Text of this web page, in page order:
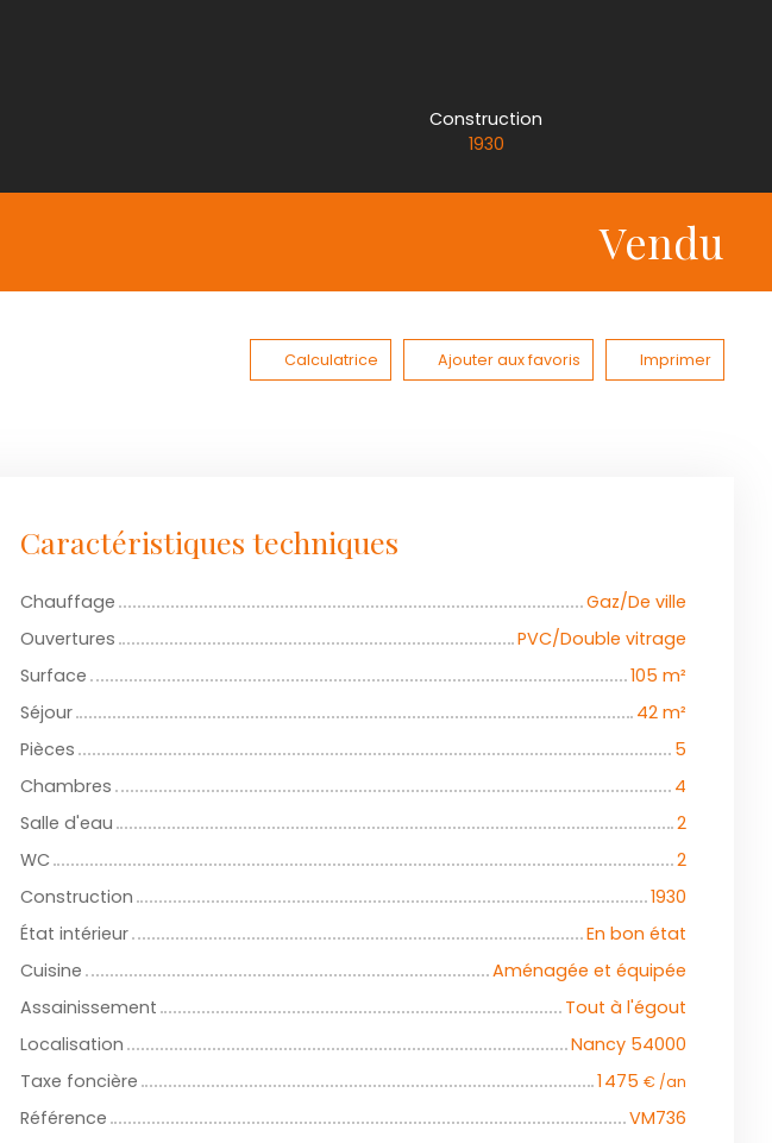
Construction
1930
Vendu
Calculatrice Ajouter aux favoris Imprimer
Caractéristiques techniques
Chauffage
Gaz/De ville
Ouvertures
PVC/Double vitrage
Surface
105 m²
Séjour
42 m²
Pièces
5
Chambres
4
Salle d'eau
2
WC
2
Construction
1930
État intérieur
En bon état
Cuisine
Aménagée et équipée
Assainissement
Tout à l'égout
Localisation
Nancy 54000
Taxe foncière
1 475 € /an
Référence VM736